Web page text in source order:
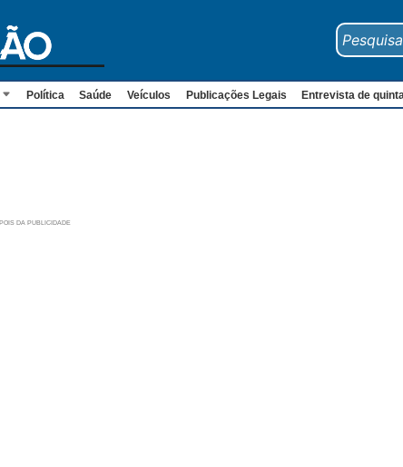
Política Saúde Veículos Publicações Legais Entrevista de